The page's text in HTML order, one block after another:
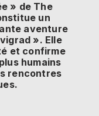
» de The
un
aventure
». Elle
et confirme
humains
rencontres